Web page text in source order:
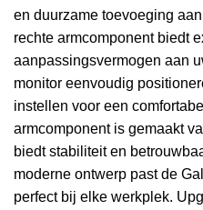
en duurzame toevoeging
rechte armcomponent biedt
aanpassingsvermogen aan
monitor eenvoudig
instellen voor een
armcomponent is gemaakt
biedt stabiliteit en
moderne ontwerp past de
perfect bij elke werkplek.